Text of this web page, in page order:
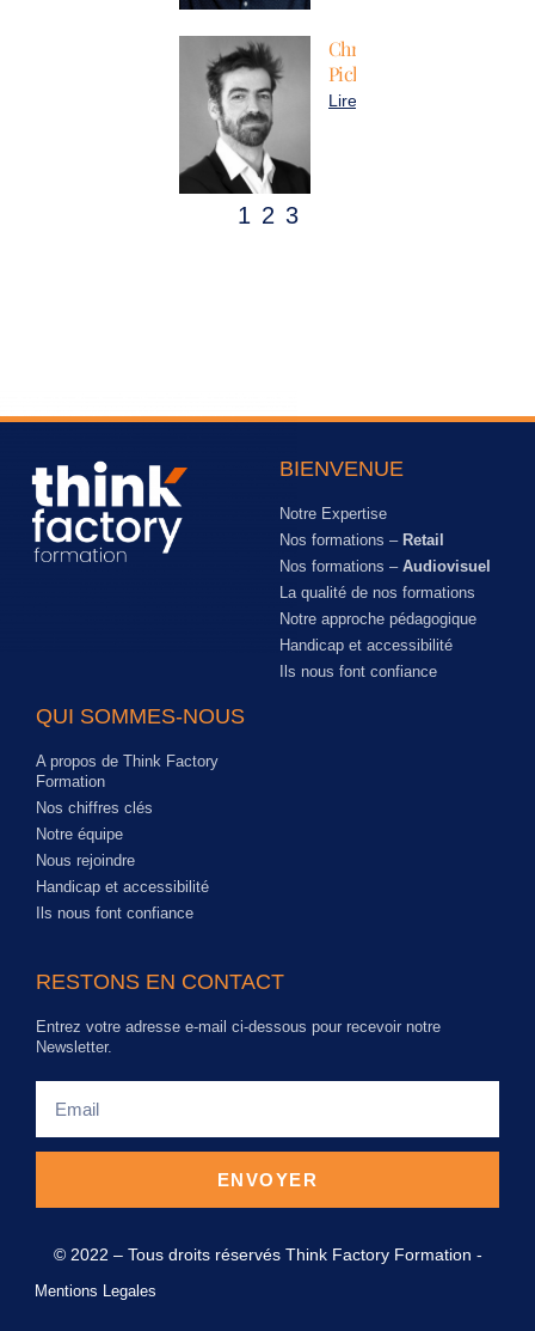
Christophe
Pichon
Lire plus
1 2 3
BIENVENUE
Notre Expertise
Nos formations – Retail
Nos formations – Audiovisuel
La qualité de nos formations
Notre approche pédagogique
Handicap et accessibilité
Ils nous font confiance
QUI SOMMES-NOUS
A propos de Think Factory
Formation
Nos chiffres clés
Notre équipe
Nous rejoindre
Handicap et accessibilité
Ils nous font confiance
RESTONS EN CONTACT
Entrez votre adresse e-mail ci-dessous pour recevoir notre
Newsletter.
ENVOYER
© 2022 – Tous droits réservés Think Factory Formation -
Mentions Legales